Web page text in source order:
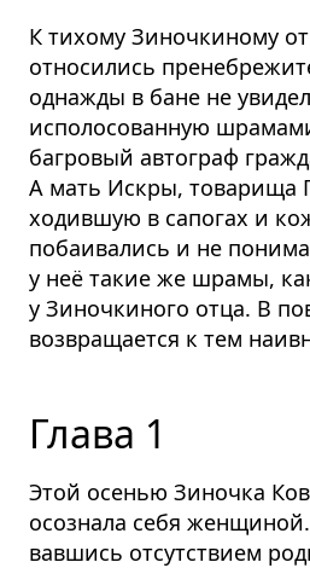
К тихому Зиночкиному
относились
однажды в бане не
исполосованную
багровый автограф
А мать Искры, товарища
ходившую в сапогах и
побаивались и не
у неё такие же шрамы,
у Зиночкиного отца. В
возвращается к тем
Глава 1
Этой осенью Зиночка
осознала себя
вавшись отсутствием